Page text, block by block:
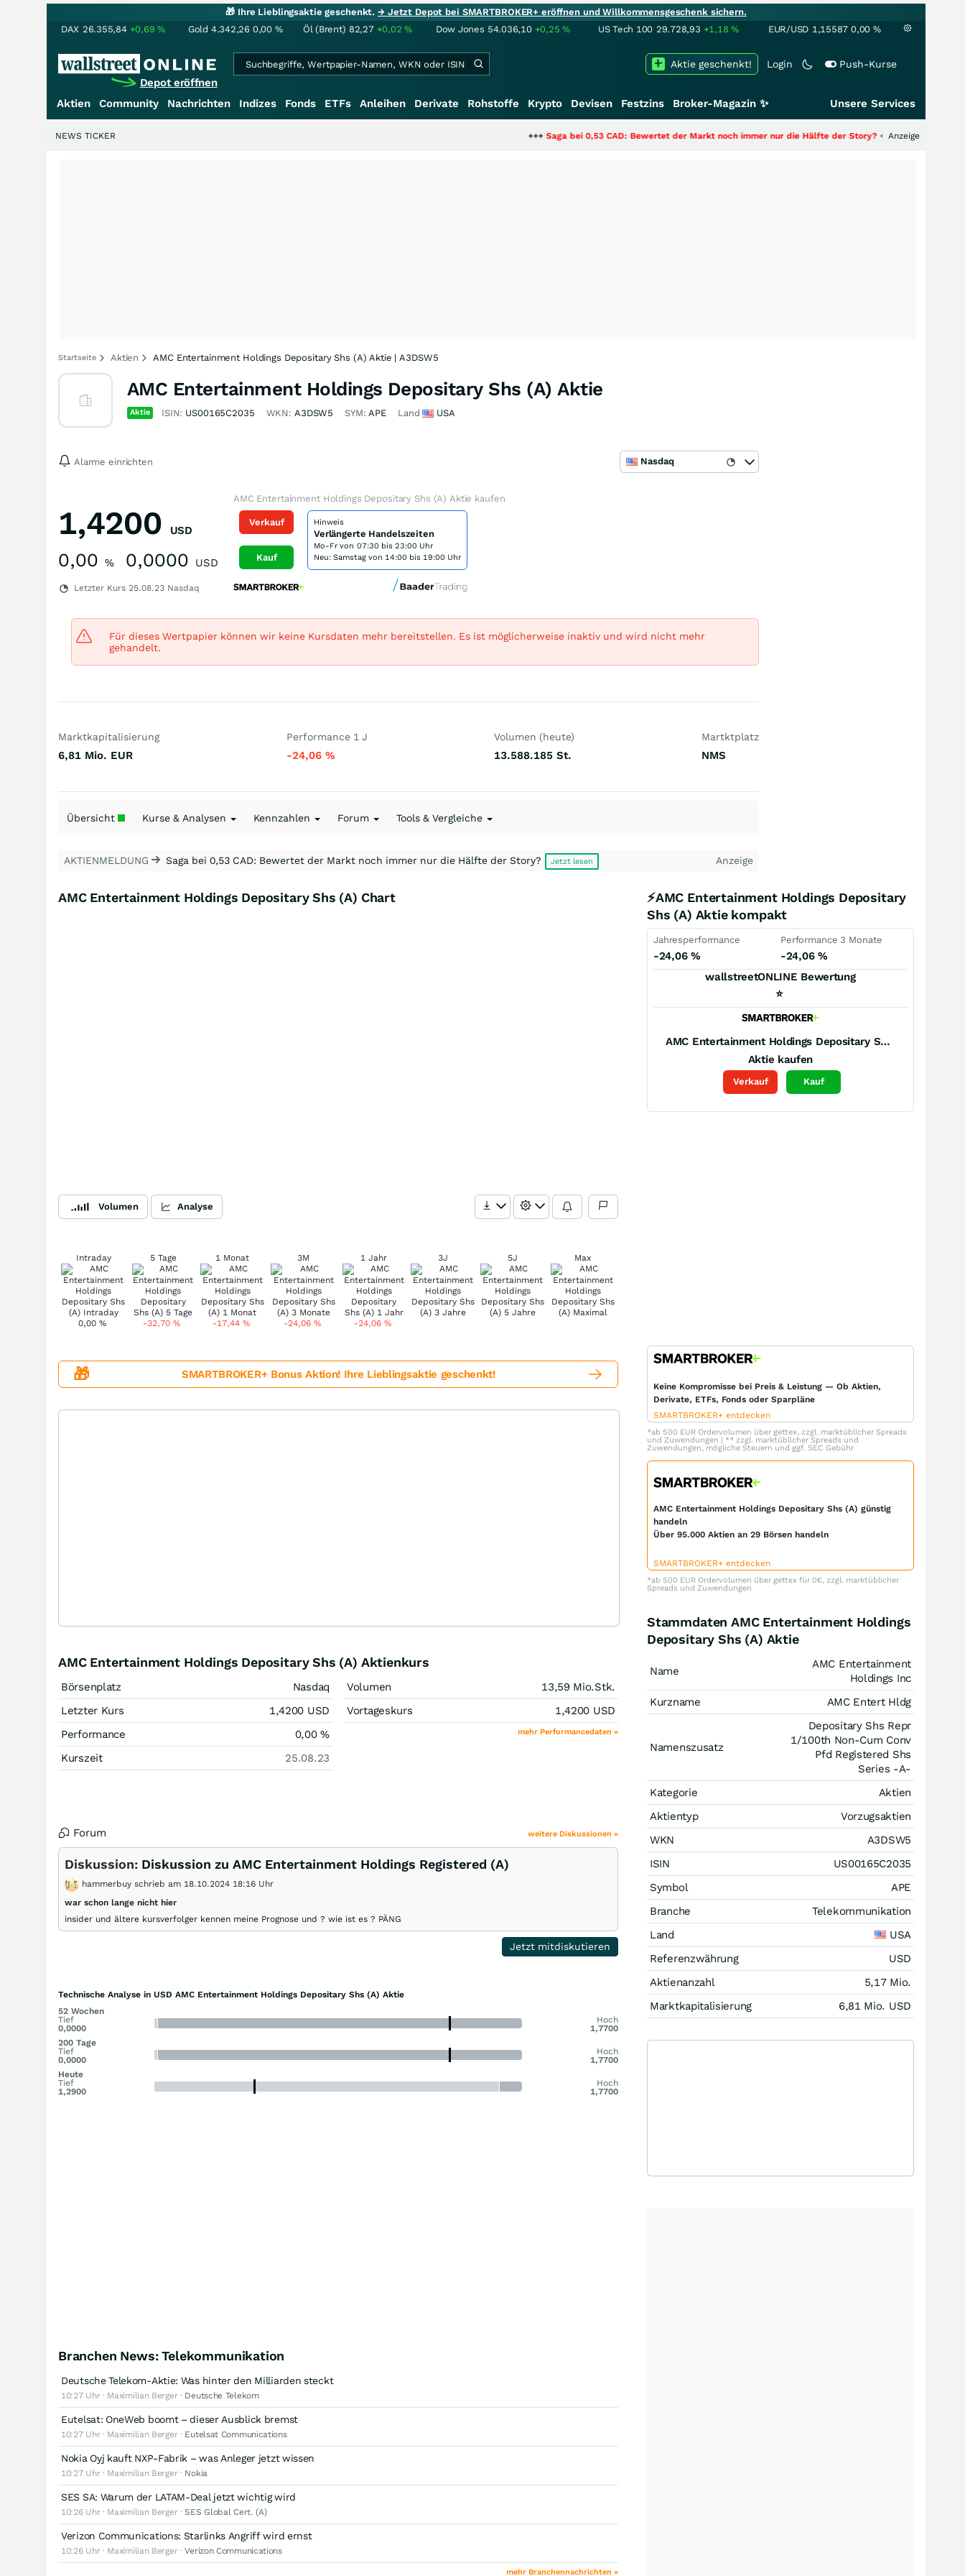
🎁 Ihre Lieblingsaktie geschenkt.→ Jetzt Depot bei SMARTBROKER+ eröffnen und Willkommensgeschenk sichern.
DAX 26.355,84 +0,69% Gold 4.342,26 0,00 % Öl (Brent) 82,27 +0,02% Dow Jones 54.036,10 +0,25% US Tech 100 29.728,93 +1,18% EUR/USD 1,15587 0,00 %
Depot eröffnen
Login Push-Kurse
Aktie geschenkt!
Aktien Community Nachrichten Indizes Fonds ETFs Anleihen Derivate Rohstoffe Krypto Devisen Festzins Broker-Magazin ✨ Unsere Services
Saga bei 0,53 CAD: Bewertet der Markt noch immer nur die Hälfte der Story?+++ Anzeige
NEWS TICKER
Startseite Aktien AMC Entertainment Holdings Depositary Shs (A) Aktie | A3DSW5
AMC Entertainment Holdings Depositary Shs (A) Aktie
Aktie ISIN: US00165C2035 WKN: A3DSW5 SYM:APE Land USA
Alarme einrichten Nasdaq
1,4200 USD
0,00 % 0,0000 USD
Letzter Kurs 25.08.23 Nasdaq
AMC Entertainment Holdings Depositary Shs (A) Aktie kaufen
Verkauf
Kauf
Hinweis
Verlängerte Handelszeiten
Mo-Fr von 07:30 bis 23:00 Uhr
Neu: Samstag von 14:00 bis 19:00 Uhr
Für dieses Wertpapier können wir keine Kursdaten mehr bereitstellen. Es ist möglicherweise inaktiv und wird nicht mehr
gehandelt.
Marktkapitalisierung
6,81 Mio. EUR
Performance 1 J
-24,06 %
Volumen (heute)
13.588.185 St.
Martktplatz
NMS
Übersicht Kurse & Analysen Kennzahlen Forum Tools & Vergleiche
AKTIENMELDUNG Saga bei 0,53 CAD: Bewertet der Markt noch immer nur die Hälfte der Story? Jetzt lesen Anzeige
AMC Entertainment Holdings Depositary Shs (A) Chart
Volumen Analyse
Intraday
0,00 %
5 Tage
-32,70%
1 Monat
-17,44 %
3M
-24,06 %
1 Jahr
-24,06 %
3J 5J Max
⚡AMC Entertainment Holdings Depositary
Shs (A) Aktie kompakt
Jahresperformance
-24,06 %
Performance 3 Monate
-24,06 %
wallstreetONLINE Bewertung
⭐
AMC Entertainment Holdings Depositary Shs (A)
Aktie kaufen
Verkauf Kauf
🎁 SMARTBROKER+ Bonus Aktion! Ihre Lieblingsaktie geschenkt!
AMC Entertainment Holdings Depositary Shs (A) Aktienkurs
Börsenplatz
Nasdaq
Letzter Kurs
1,4200 USD
Performance
0,00%
Kurszeit
25.08.23
Volumen 13,59 Mio.Stk.
Vortageskurs
1,4200 USD
mehr Performancedaten »
Forum weitere Diskussionen »
Diskussion: Diskussion zu AMC Entertainment Holdings Registered (A)
hammerbuy schrieb am 18.10.2024 18:16 Uhr
war schon lange nicht hier
insider und ältere kursverfolger kennen meine Prognose und ? wie ist es ? PÄNG
Jetzt mitdiskutieren
Technische Analyse in USD AMC Entertainment Holdings Depositary Shs (A) Aktie
52 Wochen
Tief
0,0000
Hoch
1,7700
200 Tage
Tief
0,0000
Hoch
1,7700
Heute
Tief
1,2900
Hoch
1,7700
Branchen News: Telekommunikation
Deutsche Telekom-Aktie: Was hinter den Milliarden steckt
10:27 Uhr · Maximilian Berger · Deutsche Telekom
Eutelsat: OneWeb boomt – dieser Ausblick bremst
10:27 Uhr · Maximilian Berger · Eutelsat Communications
Nokia Oyj kauft NXP-Fabrik – was Anleger jetzt wissen
10:27 Uhr · Maximilian Berger · Nokia
SES SA: Warum der LATAM-Deal jetzt wichtig wird
10:26 Uhr · Maximilian Berger ·SES Global Cert. (A)
Verizon Communications: Starlinks Angriff wird ernst
10:26 Uhr · Maximilian Berger ·Verizon Communications
mehr Branchennachrichten »
Keine Kompromisse bei Preis & Leistung — Ob Aktien,
Derivate, ETFs, Fonds oder Sparpläne
SMARTBROKER+ entdecken
*ab 500 EUR Ordervolumen über gettex, zzgl. marktüblicher Spreads
und Zuwendungen | ** zzgl. marktüblicher Spreads und
Zuwendungen, mögliche Steuern und ggf. SEC Gebühr
AMC Entertainment Holdings Depositary Shs (A) günstig
handeln
Über 95.000 Aktien an 29 Börsen handeln
SMARTBROKER+ entdecken
*ab 500 EUR Ordervolumen über gettex für 0€, zzgl. marktüblicher
Spreads und Zuwendungen
Stammdaten AMC Entertainment Holdings
Depositary Shs (A) Aktie
Name
AMC Entertainment
Holdings Inc
Kurzname
AMC Entert Hldg
Namenszusatz
Depositary Shs Repr
1/100th Non-Cum Conv
Pfd Registered Shs
Series -A-
Kategorie
Aktien
Aktientyp
Vorzugsaktien
WKN
A3DSW5
ISIN
US00165C2035
Symbol
APE
Branche
Telekommunikation
Land
USA
Referenzwährung
USD
Aktienanzahl
5,17 Mio.
Marktkapitalisierung
6,81 Mio. USD